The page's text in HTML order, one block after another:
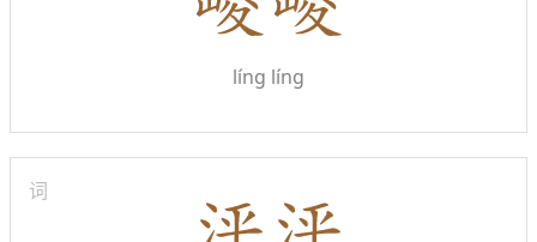
líng líng
词